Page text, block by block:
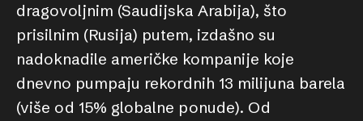
dragovoljnim (Saudijska Arabija), što
prisilnim (Rusija) putem, izdašno su
nadoknadile američke kompanije koje
dnevno pumpaju rekordnih 13 milijuna barela
(više od 15% globalne ponude). Od